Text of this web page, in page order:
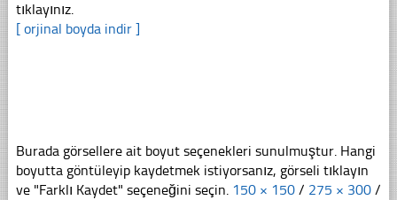
tıklayınız.
[ orjinal boyda indir ]
Burada görsellere ait boyut seçenekleri sunulmuştur. Hangi
boyutta göntüleyip kaydetmek istiyorsanız, görseli tıklayın
ve "Farklı Kaydet" seçeneğini seçin. 150 × 150 / 275 × 300 /